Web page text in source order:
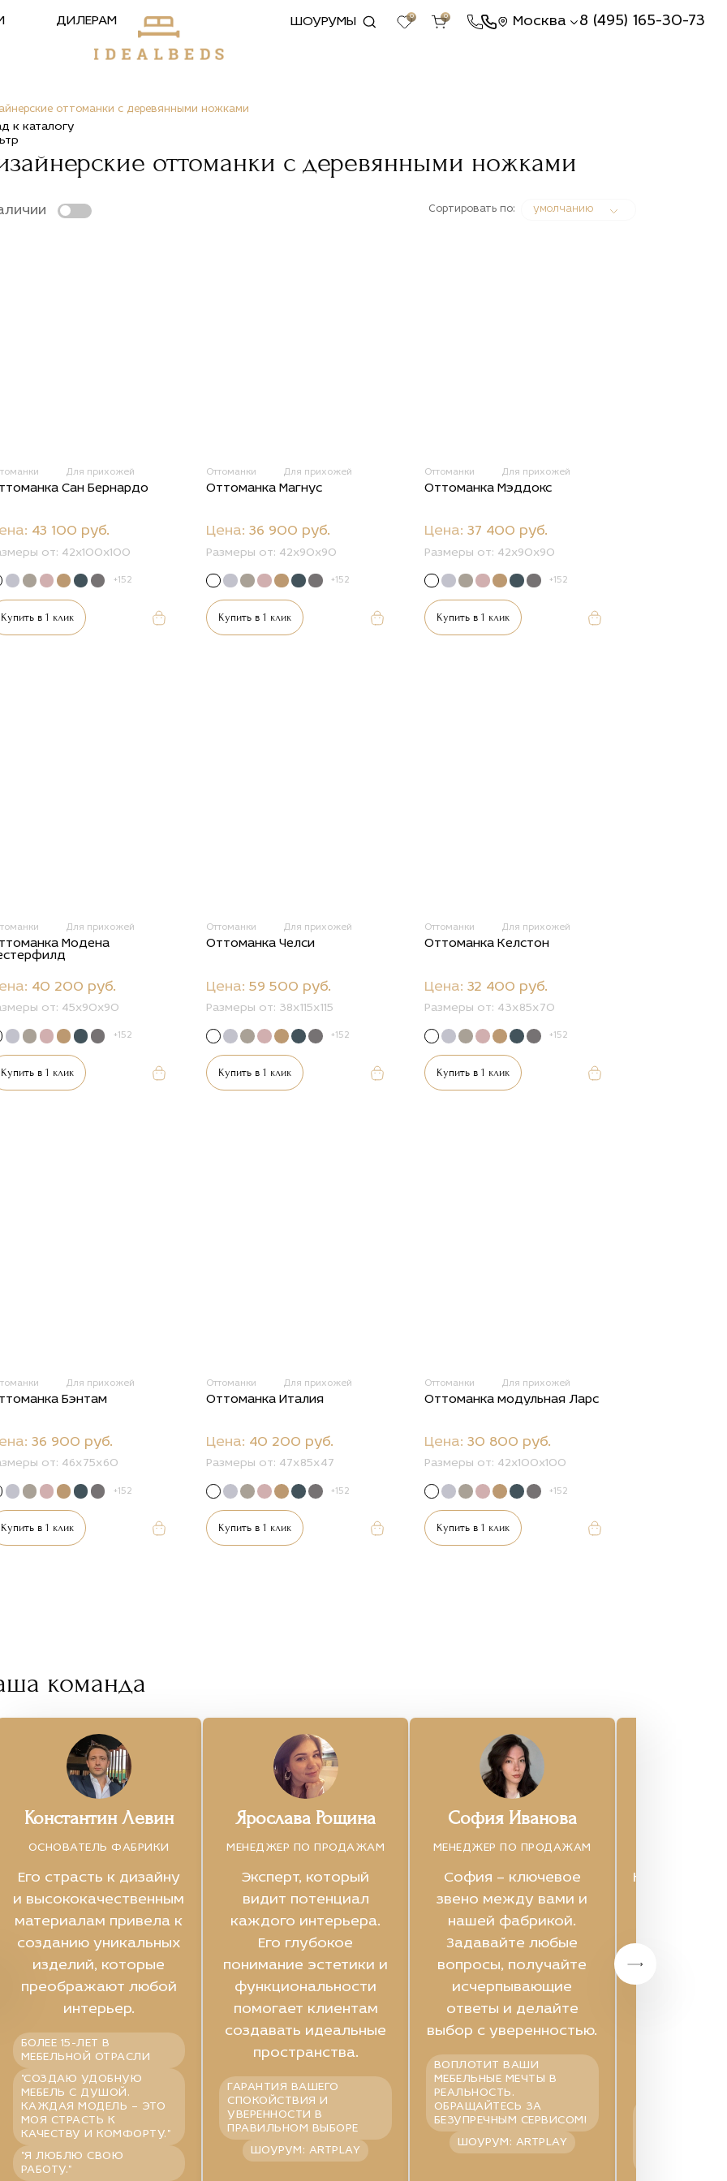
ДИЛЕРАМ ШОУРУМЫ 0 0 Москва 8 (495) 165-30-73
оттоманки с деревянными ножками
к каталогу
оттоманки с деревянными ножками
Сортировать по: умолчанию
Для прихожей
Сан Бернардо
43 100 руб.
от: 42x100x100
+152
Купить в 1 клик
Оттоманки Для прихожей
Оттоманка Магнус
Цена: 36 900 руб.
Размеры от: 42x90x90
+152
Купить в 1 клик
Оттоманки Для прихожей
Оттоманка Мэддокс
Цена: 37 400 руб.
Размеры от: 42x90x90
+152
Купить в 1 клик
Для прихожей
Модена
40 200 руб.
от: 45x90x90
+152
Купить в 1 клик
Оттоманки Для прихожей
Оттоманка Челси
Цена: 59 500 руб.
Размеры от: 38х115х115
+152
Купить в 1 клик
Оттоманки Для прихожей
Оттоманка Келстон
Цена: 32 400 руб.
Размеры от: 43х85х70
+152
Купить в 1 клик
Для прихожей
Бэнтам
36 900 руб.
от: 46х75х60
+152
Купить в 1 клик
Оттоманки Для прихожей
Оттоманка Италия
Цена: 40 200 руб.
Размеры от: 47х85х47
+152
Купить в 1 клик
Оттоманки Для прихожей
Оттоманка модульная Ларс
Цена: 30 800 руб.
Размеры от: 42x100x100
+152
Купить в 1 клик
команда
Константин Левин
ОСНОВАТЕЛЬ ФАБРИКИ
Его страсть к дизайну
и высококачественным
материалам привела к
созданию уникальных
изделий, которые
преображают любой
интерьер.
БОЛЕЕ 15-ЛЕТ В
МЕБЕЛЬНОЙ ОТРАСЛИ
"СОЗДАЮ УДОБНУЮ
МЕБЕЛЬ С ДУШОЙ.
КАЖДАЯ МОДЕЛЬ – ЭТО
МОЯ СТРАСТЬ К
КАЧЕСТВУ И КОМФОРТУ."
"Я ЛЮБЛЮ СВОЮ
РАБОТУ."
Ярослава Рощина
МЕНЕДЖЕР ПО ПРОДАЖАМ
Эксперт, который
видит потенциал
каждого интерьера.
Его глубокое
понимание эстетики и
функциональности
помогает клиентам
создавать идеальные
пространства.
ГАРАНТИЯ ВАШЕГО
СПОКОЙСТВИЯ И
УВЕРЕННОСТИ В
ПРАВИЛЬНОМ ВЫБОРЕ
ШОУРУМ: ARTPLAY
София Иванова
МЕНЕДЖЕР ПО ПРОДАЖАМ
София – ключевое
звено между вами и
нашей фабрикой.
Задавайте любые
вопросы, получайте
исчерпывающие
ответы и делайте
выбор с уверенностью.
ВОПЛОТИТ ВАШИ
МЕБЕЛЬНЫЕ МЕЧТЫ В
РЕАЛЬНОСТЬ.
ОБРАЩАЙТЕСЬ ЗА
БЕЗУПРЕЧНЫМ СЕРВИСОМ!
ШОУРУМ: ARTPLAY